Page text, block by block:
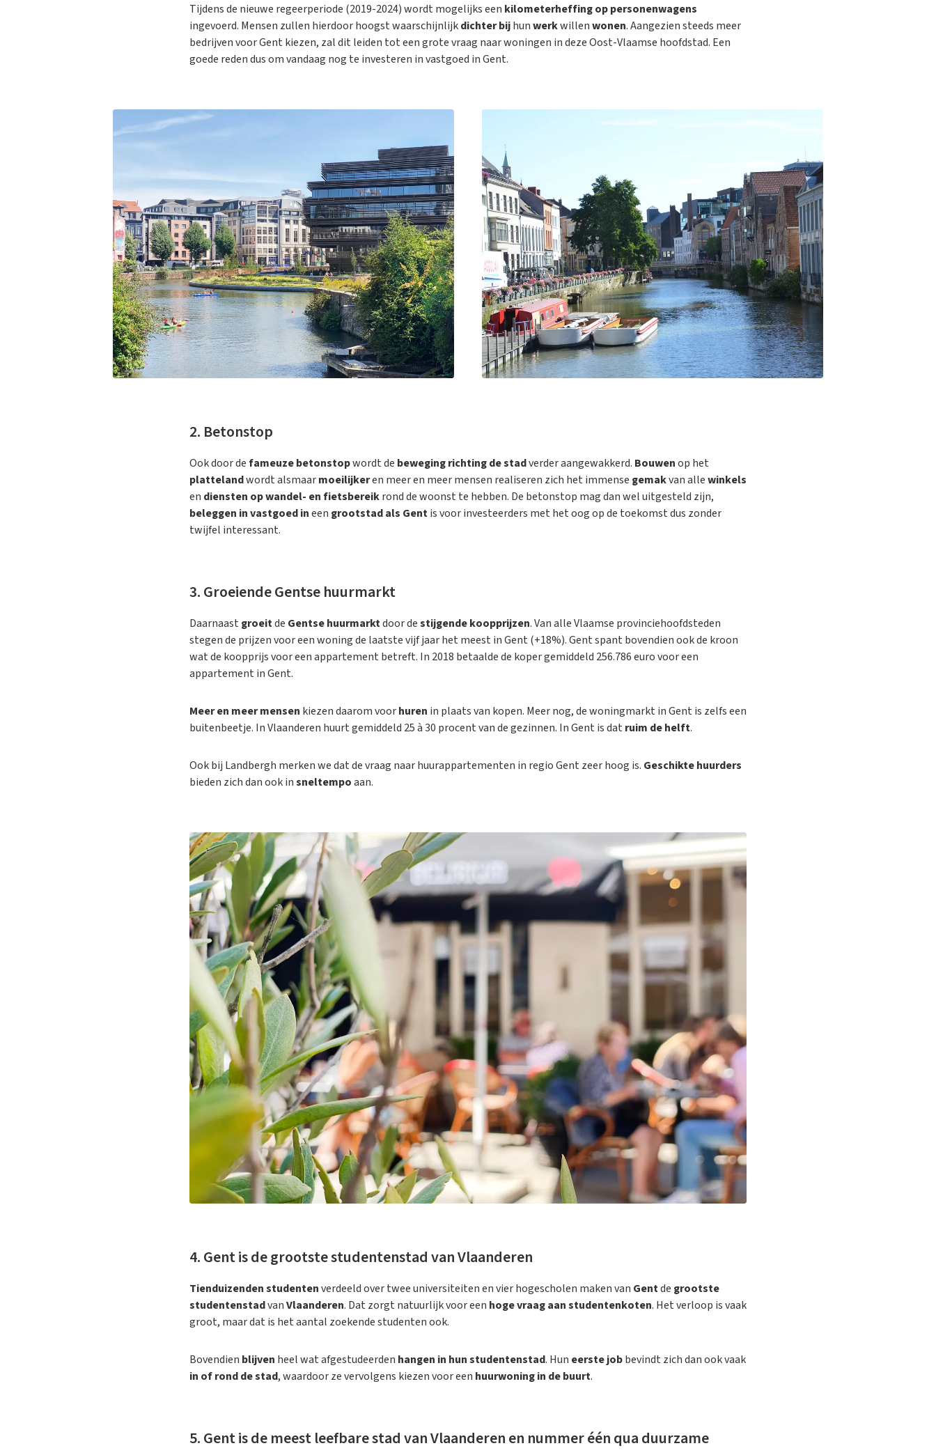
Tijdens de nieuwe regeerperiode (2019-2024) wordt mogelijks een kilometerheffing op personenwagens
ingevoerd. Mensen zullen hierdoor hoogst waarschijnlijkdichter bijhunwerkwillenwonen. Aangezien steeds meer
bedrijven voor Gent kiezen, zal dit leiden tot een grote vraag naar woningen in deze Oost-Vlaamse hoofdstad. Een
goede reden dus om vandaag nog te investeren in vastgoed in Gent.
2. Betonstop
Ook door defameuze betonstopwordt de beweging richting de stadverder aangewakkerd. Bouwenop het
plattelandwordt alsmaarmoeilijkeren meer en meer mensen realiseren zich het immense gemakvan allewinkels
en diensten op wandel- en fietsbereikrond de woonst te hebben. De betonstop mag dan wel uitgesteld zijn,
beleggen in vastgoedineen grootstad als Gentis voor investeerders met het oog op de toekomst dus zonder
twijfel interessant.
3. Groeiende Gentse huurmarkt
Daarnaast groeitde Gentse huurmarktdoor destijgende koopprijzen. Van alle Vlaamse provinciehoofdsteden
stegen de prijzen voor een woning de laatste vijf jaar het meest in Gent (+18%). Gent spant bovendien ook de kroon
wat de koopprijs voor een appartement betreft. In 2018 betaalde de koper gemiddeld 256.786 euro voor een
appartement in Gent.
Meer en meer mensen kiezen daarom voorhuren in plaats van kopen. Meer nog, de woningmarkt in Gent is zelfs een
buitenbeetje. In Vlaanderen huurt gemiddeld 25 à 30 procent van de gezinnen. In Gent is dat ruim de helft.
Ook bij Landbergh merken we dat de vraag naar huurappartementen in regio Gent zeer hoog is. Geschikte huurders
bieden zich dan ook insneltempoaan.
4. Gent is de grootste studentenstad van Vlaanderen
Tienduizenden studentenverdeeld over twee universiteiten en vier hogescholen maken van Gentde grootste
studentenstadvanVlaanderen. Dat zorgt natuurlijk voor een hoge vraag aan studentenkoten. Het verloop is vaak
groot, maar dat is het aantal zoekende studenten ook.
Bovendien blijven heel wat afgestudeerden hangen in hun studentenstad. Hun eerste jobbevindt zich dan ook vaak
in of rond de stad, waardoor ze vervolgens kiezen voor een huurwoning in de buurt.
5. Gent is de meest leefbare stad van Vlaanderen en nummer één qua duurzame